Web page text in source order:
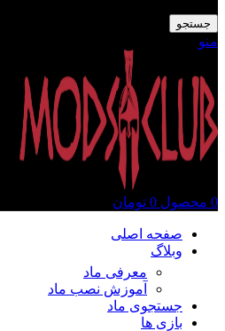
جستجو
منو
0 محصول 0 تومان
صفحه اصلی
وبلاگ
معرفی ماد
آموزش نصب ماد
جستجوی ماد
بازی ها